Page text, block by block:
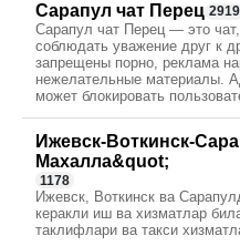
Сарапул чат Перец 2919
Сарапул чат Перец — это
соблюдать уважение друг к
запрещены порно, реклама
нежелательные материалы.
может блокировать
Ижевск-Воткинск-
Махалла&quot;
1178
Ижевск, Воткинск ва
керакли иш ва хизматлар
таклифлари ва такси